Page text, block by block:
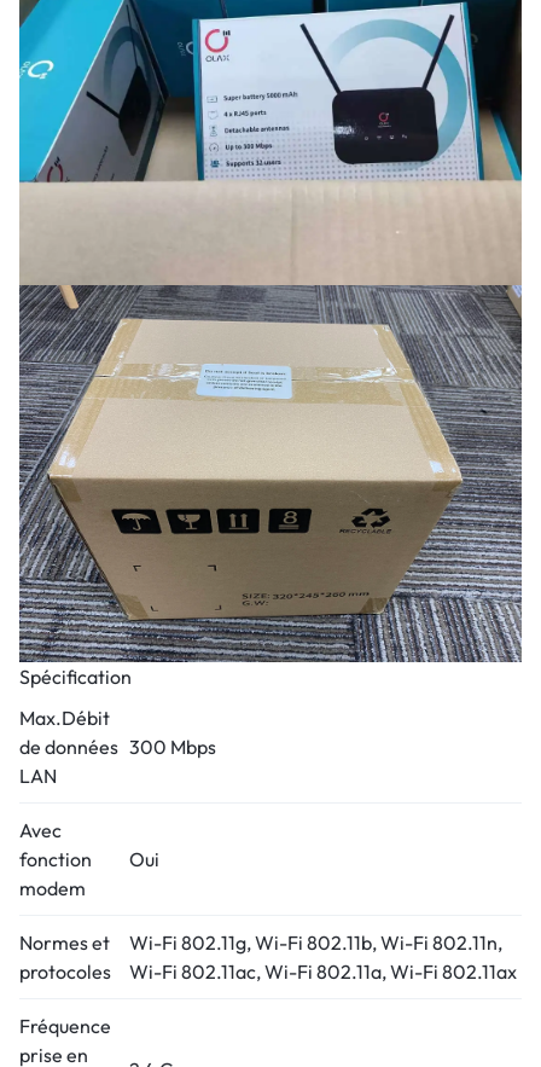
Spécification
Max.Débit
de données
LAN
300 Mbps
Avec
fonction
modem
Oui
Normes et
protocoles
Wi-Fi 802.11g, Wi-Fi 802.11b, Wi-Fi 802.11n,
Wi-Fi 802.11ac, Wi-Fi 802.11a, Wi-Fi 802.11ax
Fréquence
prise en